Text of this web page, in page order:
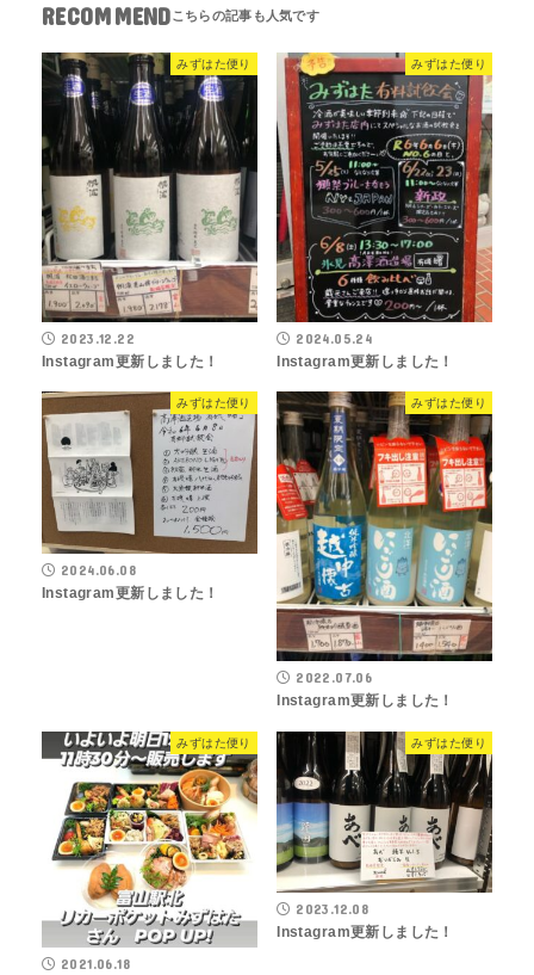
RECOMMEND
みずはた便り
2023.12.22
Instagram更新しました！
みずはた便り
2024.05.24
Instagram更新しました！
みずはた便り
2024.06.08
Instagram更新しました！
みずはた便り
2022.07.06
Instagram更新しました！
みずはた便り
2021.06.18
みずはた便り
2023.12.08
Instagram更新しました！